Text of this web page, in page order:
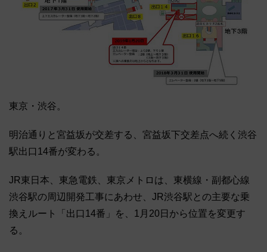
東京・渋谷。
明治通りと宮益坂が交差する、宮益坂下交差点へ続く渋谷
駅出口14番が変わる。
JR東日本、東急電鉄、東京メトロは、東横線・副都心線
渋谷駅の周辺開発工事にあわせ、JR渋谷駅との主要な乗
換えルート「出口14番」を、1月20日から位置を変更す
る。